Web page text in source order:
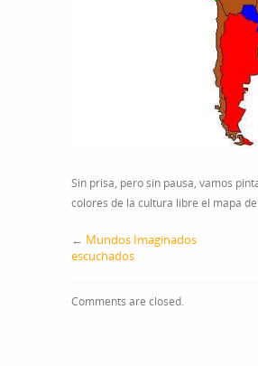
Sin prisa, pero sin pausa, vamos
colores de la cultura libre el mapa
← Mundos Imaginados
escuchados
Comments are closed.